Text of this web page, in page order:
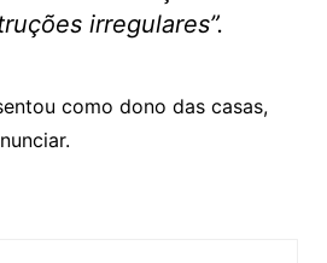
irregulares”.
como dono das casas,